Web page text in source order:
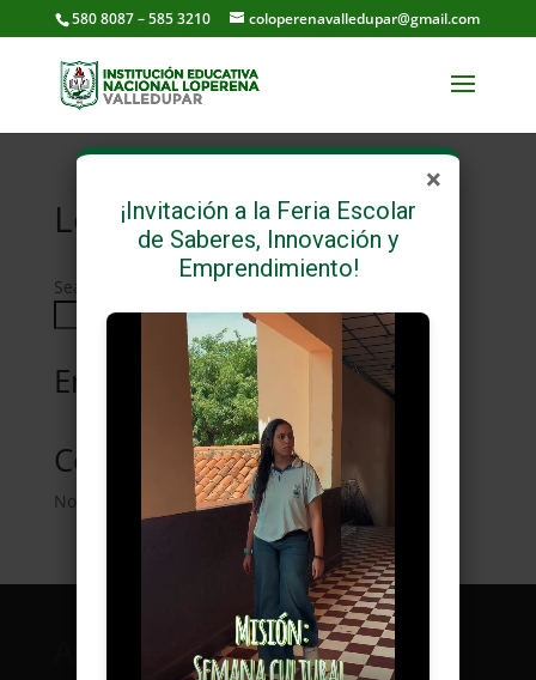
×
¡Invitación a la Feria Escolar
de Saberes, Innovación y
Emprendimiento!
580 8087 – 585 3210 coloperenavalledupar@gmail.com
Lengua Extranjera
Search
Search
Entradas recientes
Comentarios recientes
No comments to show.
Categorías